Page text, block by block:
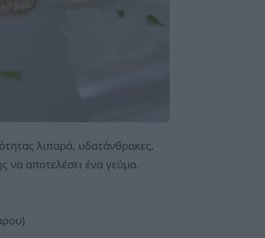
λιπαρά, υδατάνθρακες,
να αποτελέσει ένα γεύμα.